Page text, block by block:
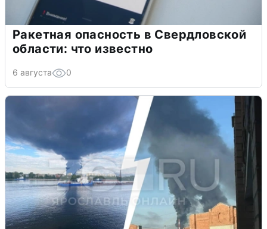
Ракетная опасность в Свердловской
области: что известно
6 августа 0